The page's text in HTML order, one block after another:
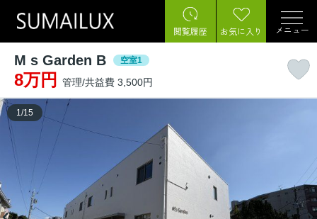
閲覧履歴 お気に入り メニュー
M s Garden B 空室1
8万円 管理/共益費 3,500円
1 /15